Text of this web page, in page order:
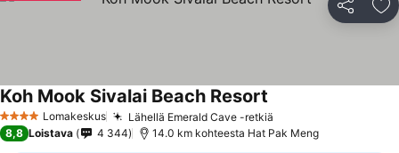
Jaa
4 TähtiluokitusLomakeskus Lähellä Emerald Cave -retkiä
Koh Mook Sivalai Beach Resort
8,8 Loistava 4 344 14.0 km kohteesta Hat Pak Meng